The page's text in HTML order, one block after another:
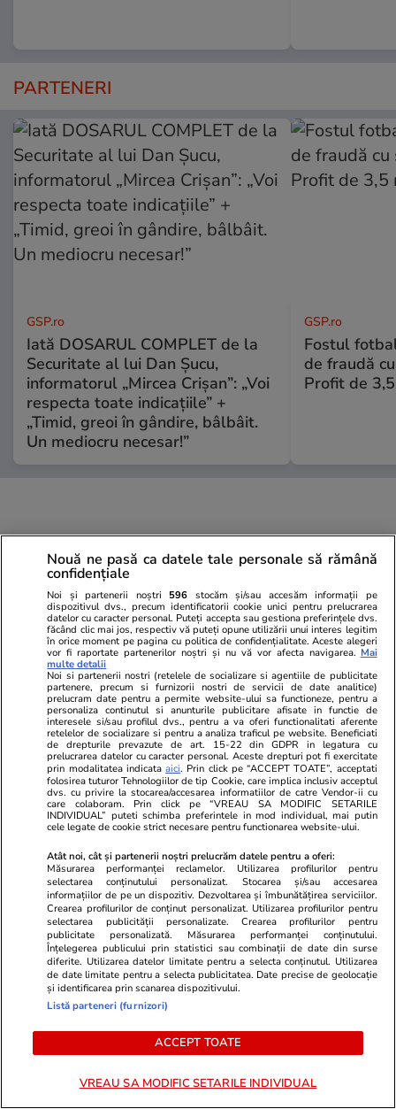
PARTENERI
GSP.ro
Iată DOSARUL COMPLET de la
Securitate al lui Dan Șucu,
informatorul „Mircea Crișan”: „Voi
respecta toate indicațiile” +
„Timid, greoi în gândire, bâlbâit.
Un mediocru necesar!”
GSP.ro
Fostul
de fraudă
Profit de
PARTENERI
Mediafax.ro
NOI SCUMPIRI la carburanți.
Petrom și Rompetrol
StirileKanalD.ro
Femeie
Nouă ne pasă ca datele tale personale să rămână
confidențiale
Noi și partenerii noștri 596 stocăm și/sau accesăm informații pe
dispozitivul dvs., precum identificatorii cookie unici pentru prelucrarea
datelor cu caracter personal. Puteți accepta sau gestiona preferințele dvs.
făcând clic mai jos, respectiv vă puteți opune utilizării unui interes legitim
în orice moment pe pagina cu politica de confidențialitate. Aceste alegeri
vor fi raportate partenerilor noștri și nu vă vor afecta navigarea. Mai
multe detalii
Noi si partenerii nostri (retelele de socializare si agentiile de publicitate
partenere, precum si furnizorii nostri de servicii de date analitice)
prelucram date pentru a permite website-ului sa functioneze, pentru a
personaliza continutul si anunturile publicitare afisate in functie de
interesele si/sau profilul dvs., pentru a va oferi functionalitati aferente
retelelor de socializare si pentru a analiza traficul pe website. Beneficiati
de drepturile prevazute de art. 15-22 din GDPR in legatura cu
prelucrarea datelor cu caracter personal. Aceste drepturi pot fi exercitate
prin modalitatea indicataaici. Prin click pe “ACCEPT TOATE”, acceptati
folosirea tuturor Tehnologiilor de tip Cookie, care implica inclusiv acceptul
dvs. cu privire la stocarea/accesarea informatiilor de catre Vendor-ii cu
care colaboram. Prin click pe “VREAU SA MODIFIC SETARILE
INDIVIDUAL” puteti schimba preferintele in mod individual, mai putin
cele legate de cookie strict necesare pentru functionarea website-ului.
Atât noi, cât și partenerii noștri prelucrăm datele pentru a oferi:
Măsurarea performanței reclamelor. Utilizarea profilurilor pentru
selectarea conținutului personalizat. Stocarea și/sau accesarea
informațiilor de pe un dispozitiv. Dezvoltarea și îmbunătățirea serviciilor.
Crearea profilurilor de conținut personalizat. Utilizarea profilurilor pentru
selectarea publicității personalizate. Crearea profilurilor pentru
publicitate personalizată. Măsurarea performanței conținutului.
Înțelegerea publicului prin statistici sau combinații de date din surse
diferite. Utilizarea datelor limitate pentru a selecta conținutul. Utilizarea
de date limitate pentru a selecta publicitatea. Date precise de geolocație
și identificarea prin scanarea dispozitivului.
Listă parteneri (furnizori)
ACCEPT TOATE
VREAU SA MODIFIC SETARILE INDIVIDUAL